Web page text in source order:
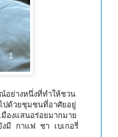
อย่างหนึ่งที่ทำให้ชวน
ปด้วยชุมชนที่อาศัยอยู่
องแสนอร่อยมากมาย
งมี กาแฟ ชา เบเกอรี่